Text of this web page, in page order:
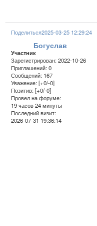
Поделиться2025-03-25 12:29:24
Богуслав
Участник
Зарегистрирован: 2022-10-26
Приглашений:0
Сообщений: 167
Уважение: [+0/-0]
Позитив: [+0/-0]
Провел на форуме:
19 часов 24 минуты
Последний визит:
2026-07-31 19:36:14